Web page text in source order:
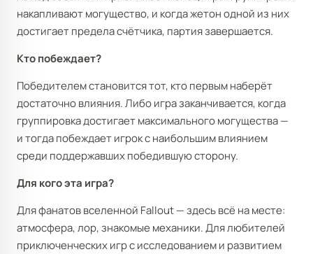
накапливают могущество, и когда жетон одной из них
достигает предела счётчика, партия завершается.
Кто побеждает?
Победителем становится тот, кто первым наберёт
достаточно влияния. Либо игра заканчивается, когда
группировка достигает максимального могущества —
и тогда побеждает игрок с наибольшим влиянием
среди поддержавших победившую сторону.
Для кого эта игра?
Для фанатов вселенной Fallout — здесь всё на месте:
атмосфера, лор, знакомые механики. Для любителей
приключенческих игр с исследованием и развитием